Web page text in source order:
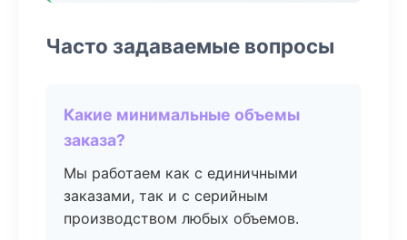
Часто задаваемые вопросы
Какие минимальные объемы
заказа?
Мы работаем как с единичными
заказами, так и с серийным
производством любых объемов.